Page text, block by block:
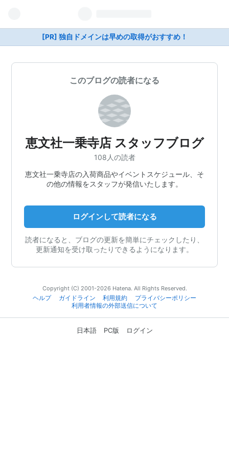
[PR] 独自ドメインは早めの取得がおすすめ！
このブログの読者になる
恵文社一乗寺店 スタッフブログ
108人の読者
恵文社一乗寺店の入荷商品やイベントスケジュール、そ
の他の情報をスタッフが発信いたします。
ログインして読者になる
読者になると、ブログの更新を簡単にチェックしたり、
更新通知を受け取ったりできるようになります。
Copyright (C) 2001-2026 Hatena. All Rights Reserved.
ヘルプ
ガイドライン 利用規約
プライバシーポリシー
利用者情報の外部送信について
日本語 PC版 ログイン